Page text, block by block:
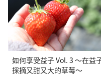
如何享受益子 Vol. 3 ～在益
採摘又甜又大的草莓～